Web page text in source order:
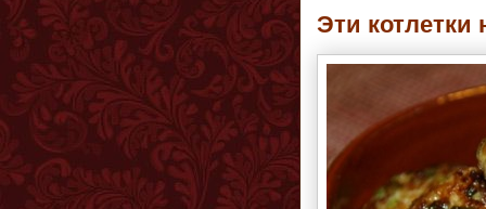
Эти котлетки